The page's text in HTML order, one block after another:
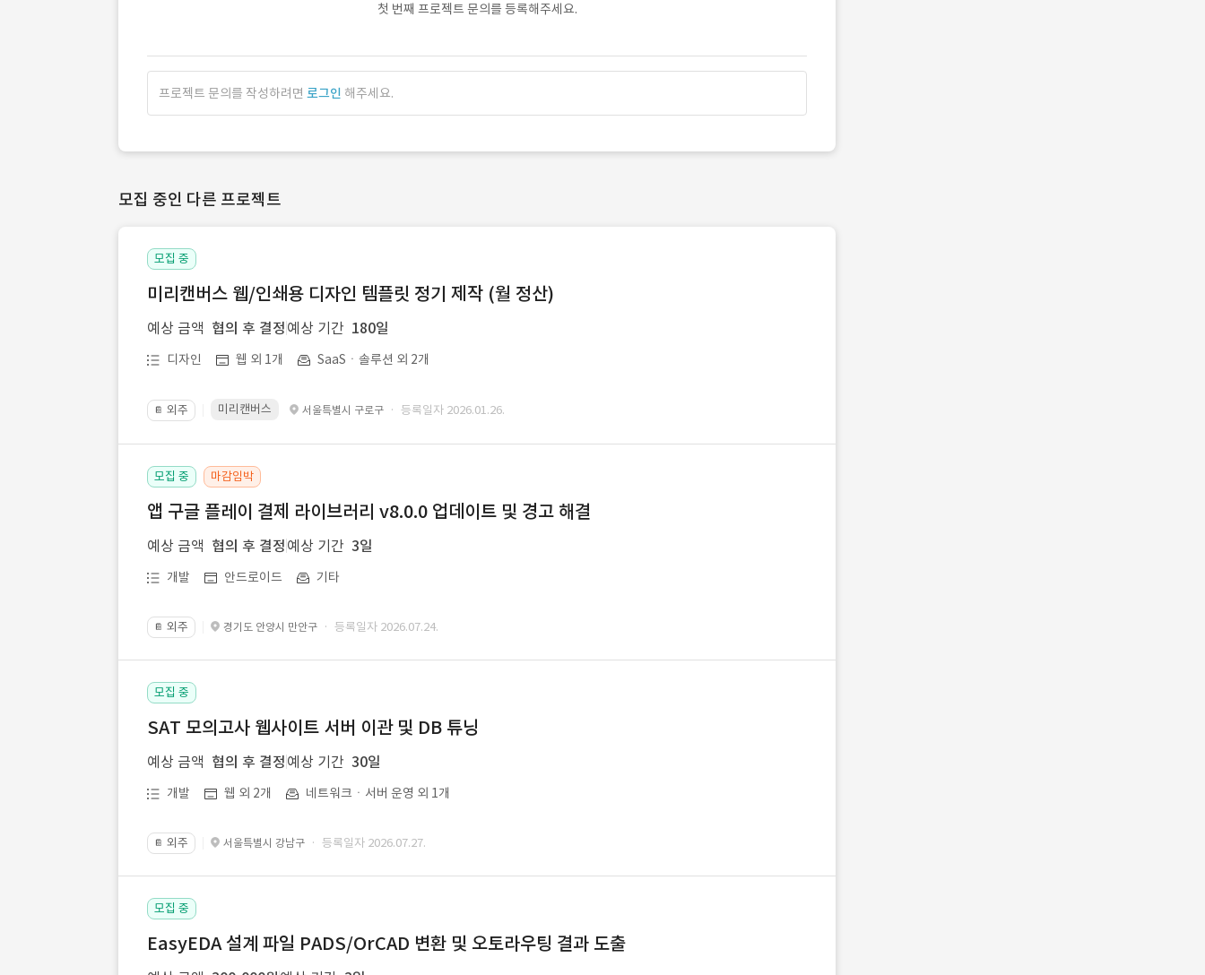
첫 번째 프로젝트 문의를 등록해주세요.
프로젝트 문의를 작성하려면 로그인 해주세요.
모집 중인 다른 프로젝트
모집 중
미리캔버스 웹/인쇄용 디자인 템플릿 정기 제작 (월 정산)
예상 금액 협의 후 결정 예상 기간 180일
디자인 웹 외 1개 SaaSㆍ솔루션 외 2개
📔 외주 미리캔버스 서울특별시 구로구 · 등록일자 2026.01.26.
모집 중 마감임박
앱 구글 플레이 결제 라이브러리 v8.0.0 업데이트 및 경고 해결
예상 금액 협의 후 결정 예상 기간 3일
개발 안드로이드 기타
📔 외주 경기도 안양시 만안구 · 등록일자 2026.07.24.
모집 중
SAT 모의고사 웹사이트 서버 이관 및 DB 튜닝
예상 금액 협의 후 결정 예상 기간 30일
개발 웹 외 2개 네트워크ㆍ서버 운영 외 1개
📔 외주 서울특별시 강남구 · 등록일자 2026.07.27.
모집 중
EasyEDA 설계 파일 PADS/OrCAD 변환 및 오토라우팅 결과 도출